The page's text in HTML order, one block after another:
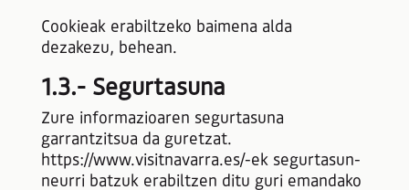
Cookieak erabiltzeko baimena alda
dezakezu, behean.
1.3.- Segurtasuna
Zure informazioaren segurtasuna
garrantzitsua da guretzat.
https://www.visitnavarra.es/-ek segurtasun-
neurri batzuk erabiltzen ditu guri emandako